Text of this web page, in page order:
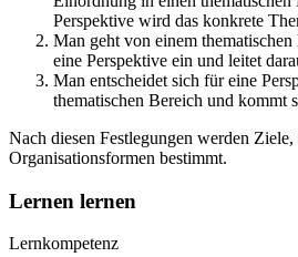
Perspektive wird das konkrete
Man geht von einem
eine Perspektive ein und leitet
Man entscheidet sich für eine
thematischen Bereich und kommt
Nach diesen Festlegungen werden
Organisationsformen bestimmt.
Lernen lernen
Lernkompetenz